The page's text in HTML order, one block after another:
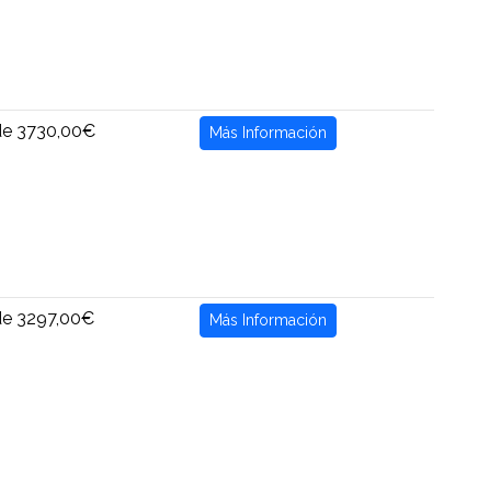
3730,00€ Más Información
3297,00€ Más Información